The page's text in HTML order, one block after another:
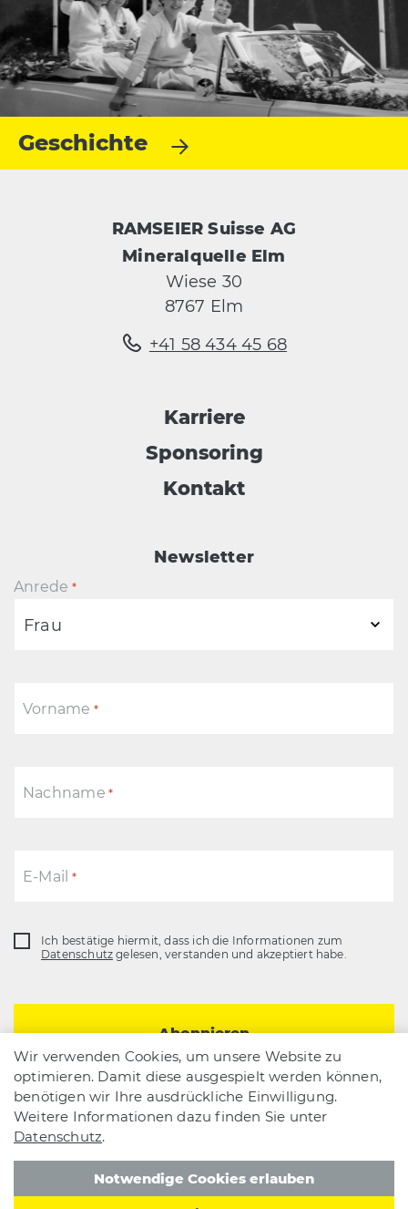
Geschichte
RAMSEIER Suisse AG
Mineralquelle Elm
Wiese 30
8767 Elm
+41 58 434 45 68
Karriere
Sponsoring
Kontakt
Newsletter
Anrede *
Vorname *
Nachname *
E-Mail *
Datenschutz
Ich bestätige hiermit, dass ich die Informationen zum
Datenschutz gelesen, verstanden und akzeptiert habe.
AGBDatenschutzImpressumRAMSEIER Suisse AG
Wir verwenden Cookies, um unsere Website zu
optimieren. Damit diese ausgespielt werden können,
benötigen wir Ihre ausdrückliche Einwilligung.
Weitere Informationen dazu finden Sie unter
Datenschutz.
Notwendige Cookies erlauben